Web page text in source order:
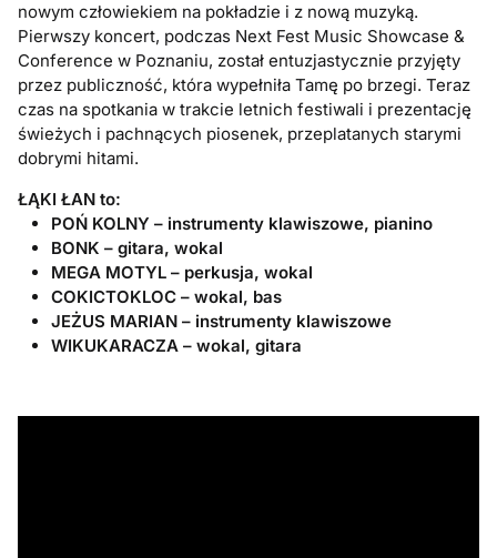
nowym człowiekiem na pokładzie i z nową muzyką.
Pierwszy koncert, podczas Next Fest Music Showcase &
Conference w Poznaniu, został entuzjastycznie przyjęty
przez publiczność, która wypełniła Tamę po brzegi. Teraz
czas na spotkania w trakcie letnich festiwali i prezentację
świeżych i pachnących piosenek, przeplatanych starymi
dobrymi hitami.
ŁĄKI ŁAN to:
POŃ KOLNY – instrumenty klawiszowe, pianino
BONK – gitara, wokal
MEGA MOTYL – perkusja, wokal
COKICTOKLOC – wokal, bas
JEŻUS MARIAN – instrumenty klawiszowe
WIKUKARACZA – wokal, gitara